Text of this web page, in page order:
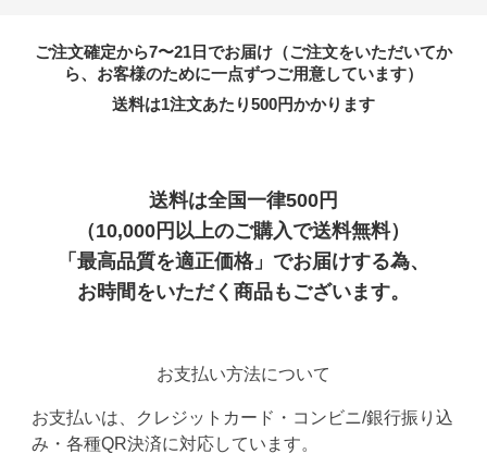
ご注文確定から7〜21日でお届け（ご注文をいただいてか
ら、お客様のために一点ずつご用意しています）
送料は1注文あたり500円かかります
送料は全国一律500円
（10,000円以上のご購入で送料無料）
「最高品質を適正価格」でお届けする為、
お時間をいただく商品もございます。
お支払い方法について
お支払いは、クレジットカード・コンビニ/銀行振り込
み・各種QR決済に対応しています。